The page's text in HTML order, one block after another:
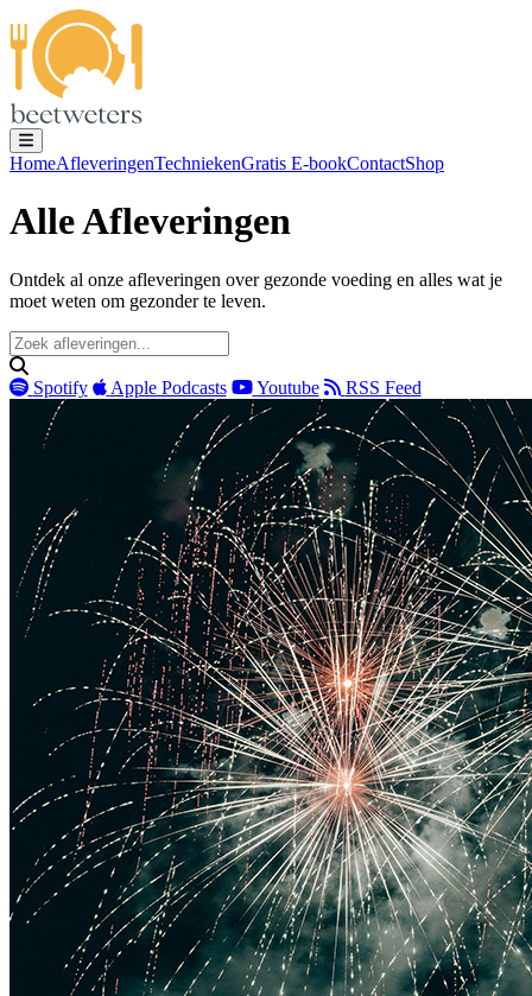
HomeAfleveringenTechniekenGratis E-bookContactShop
Alle Afleveringen
Ontdek al onze afleveringen over gezonde voeding en alles wat je
moet weten om gezonder te leven.
Spotify Apple Podcasts Youtube RSS Feed